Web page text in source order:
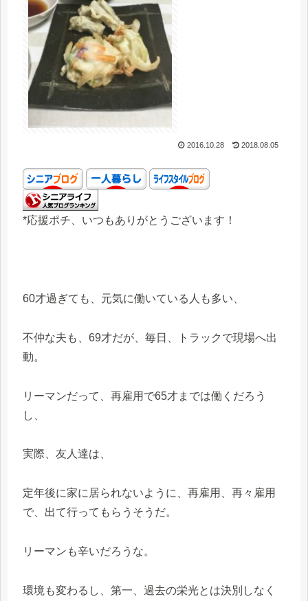
2016.10.28 2018.08.05
*応援ポチ、いつもありがとうございます！
60才過ぎても、元気に働いている人も多い、
不仲な夫も、69才だが、毎日、トラックで現場へ出
動。
リーマンだって、再雇用で65才までは働くだろう
し、
実際、友人達は、
定年後に家に居られないように、再雇用、再々雇用
で、出て行ってもらうそうだ。
リーマンも辛いだろうな。
環境も変わるし、第一、過去の栄光とは決別しなく